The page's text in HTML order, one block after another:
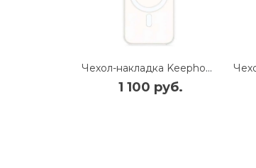
Чехол-накладка Keephone Magsafe Clear Case для Apple iPhone 14 Pro пластиковый (прозрачный)
1 100 руб.